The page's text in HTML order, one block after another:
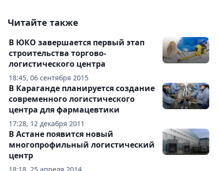
Читайте также
18:45, 06 сентября 2015
В ЮКО завершается первый этап
строительства торгово-
логистического центра
17:28, 12 декабря 2011
В Караганде планируется создание
современного логистического
центра для фармацевтики
В Астане появится новый
многопрофильный логистический
центр